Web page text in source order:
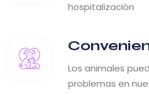
hospitalización
Los animales
problemas en